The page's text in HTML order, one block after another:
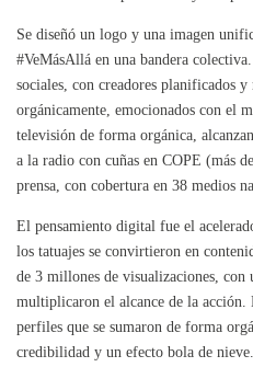
Se diseñó un logo y una imagen
#VeMásAllá en una bandera
sociales, con creadores planificados y
orgánicamente, emocionados con el
televisión de forma orgánica,
a la radio con cuñas en COPE (más
prensa, con cobertura en 38 medios
El pensamiento digital fue el
los tatuajes se convirtieron en
de 3 millones de visualizaciones, con
multiplicaron el alcance de la acción.
perfiles que se sumaron de forma
credibilidad y un efecto bola de